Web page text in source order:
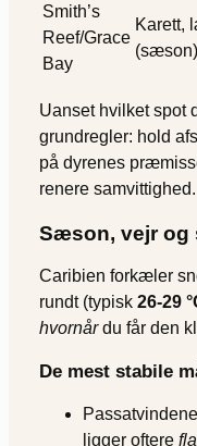
Smith’s
Reef/Grace
Bay
Karett,
(sæson)
Uanset hvilket spot
grundregler: hold
på dyrenes
renere samvittighed.
Sæson, vejr og
Caribien forkæler
rundt (typisk 26-29
hvornårdu får den
De mest stabile
ligger oftere